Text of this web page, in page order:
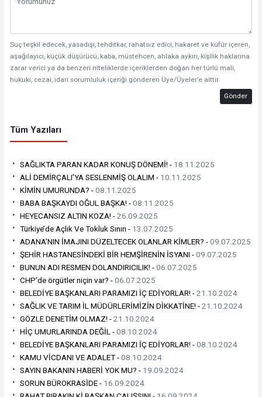
Suç teşkil edecek, yasadışı, tehditkar, rahatsız edici, hakaret ve küfür içeren,
aşağılayıcı, küçük düşürücü, kaba, müstehcen, ahlaka aykırı, kişilik haklarına
zarar verici ya da benzeri niteliklerde içeriklerden doğan her türlü mali,
hukuki, cezai, idari sorumluluk içeriği gönderen Üye/Üyeler’e aittir.
Gönder
Tüm Yazıları
SAĞLIKTA PARAN KADAR KONUŞ DÖNEMİ! - 18.11.2025
ALİ DEMİRÇALI’YA SESLENMİŞ OLALIM - 10.11.2025
KİMİN UMURUNDA? -08.11.2025
BABA BAŞKAYDI OĞUL BAŞKA! -08.11.2025
HEYECANSIZ ALTIN KOZA! -26.09.2025
Türkiye’de Açlık Ve Tokluk Sınırı - 13.07.2025
ADANA’NIN İMAJINI DÜZELTECEK OLANLAR KİMLER? -09.07.2025
ŞEHİR HASTANESİNDEKİ BİR HEMŞİRENİN İSYANI -09.07.2025
BUNUN ADI RESMEN DOLANDIRICILIK! -06.07.2025
CHP’de örgütler niçin var? -06.07.2025
BELEDİYE BAŞKANLARI PARAMIZI İÇ EDİYORLAR! -21.10.2024
SAĞLIK VE TARIM İL MÜDÜRLERİMİZİN DİKKATİNE! -21.10.2024
GÖZLE DENETİM OLMAZ! -21.10.2024
HİÇ UMURLARINDA DEĞİL -08.10.2024
BELEDİYE BAŞKANLARI PARAMIZI İÇ EDİYORLAR! -08.10.2024
KAMU VİCDANI VE ADALET -08.10.2024
SAYIN BAKANIN HABERİ YOK MU? - 19.09.2024
SORUN BÜROKRASİDE - 16.09.2024